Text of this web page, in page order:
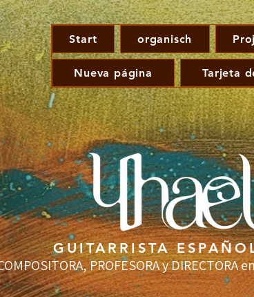
Start organisch
Nueva página Tarjeta
GUITARRISTA
PROFESORA y DIRECTORA